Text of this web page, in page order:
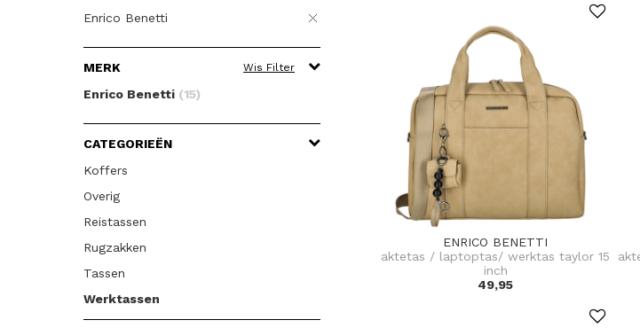
Enrico Benetti
MERK Wis Filter
Enrico Benetti (15)
CATEGORIEËN
Koffers
Overig
Reistassen
Rugzakken
Tassen
Werktassen
ENRICO BENETTI
aktetas / laptoptas/ werktas taylor 15
inch
49,95